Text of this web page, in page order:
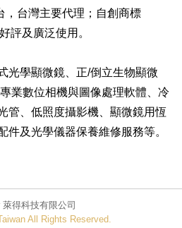
，台灣主要代理；自創商標
評及廣泛使用。
光學顯微鏡、正/倒立生物顯微
業數位相機與圖像處理軟體、冷
管、低照度攝影機、顯微鏡用恆
件及光學儀器保養維修服務等。
萊得科技有限公司
All Rights Reserved.